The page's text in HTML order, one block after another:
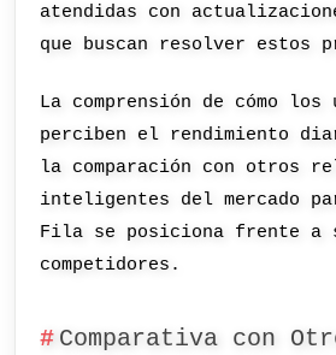
atendidas con
que buscan resolver estos
La comprensión de cómo los
perciben el rendimiento
la comparación con otros
inteligentes del mercado
Fila se posiciona frente a
competidores.
Comparativa con